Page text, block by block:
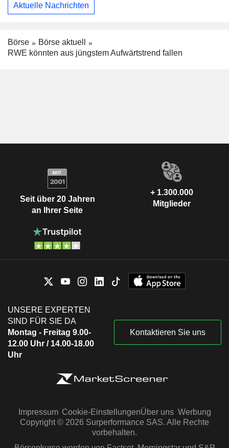
Aktuelle Nachrichten
Börse
Börse aktuell
RWE könnten aus jüngstem Aufwärtstrend fallen
Seit über 20 Jahren
an Ihrer Seite
+ 1.300.000
Mitglieder
UNSERE EXPERTEN
SIND FÜR SIE DA
Montag - Freitag 9.00-
12.00 Uhr / 14.00-18.00
Uhr
Kontaktieren Sie uns
Impressum Cookie-EinstellungenÜber uns Werbung
Copyright © 2026 Surperformance SAS. Alle Rechte
vorbehalten.